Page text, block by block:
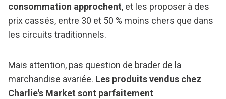
consommation approchent, et les proposer à des
prix cassés, entre 30 et 50 % moins chers que dans
les circuits traditionnels.
Mais attention, pas question de brader de la
marchandise avariée. Les produits vendus chez
Charlie's Market sont parfaitement